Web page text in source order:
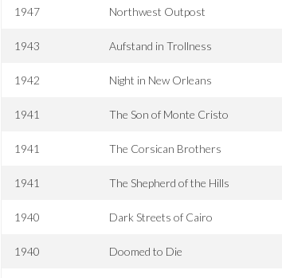
1947 Northwest Outpost
1943 Aufstand in Trollness
1942 Night in New Orleans
1941 The Son of Monte Cristo
1941 The Corsican Brothers
1941 The Shepherd of the Hills
1940 Dark Streets of Cairo
1940 Doomed to Die